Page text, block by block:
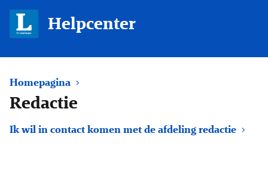
Helpcenter
Homepagina
Redactie
Ik wil in contact komen met de afdeling redactie